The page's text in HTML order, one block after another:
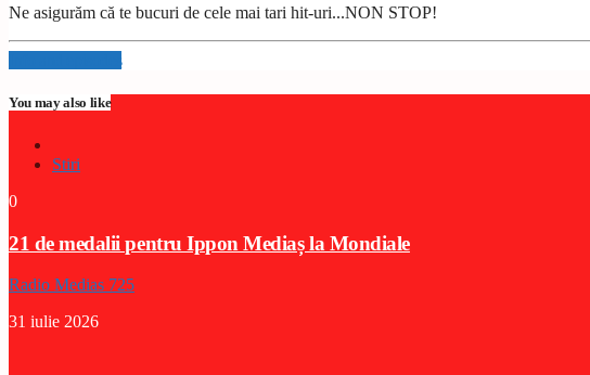
Ne asigurăm că te bucuri de cele mai tari hit-uri...NON STOP!
Info and episodes
You may also like
Stiri
0
21 de medalii pentru Ippon Mediaș la Mondiale
Radio Medias 725
31 iulie 2026